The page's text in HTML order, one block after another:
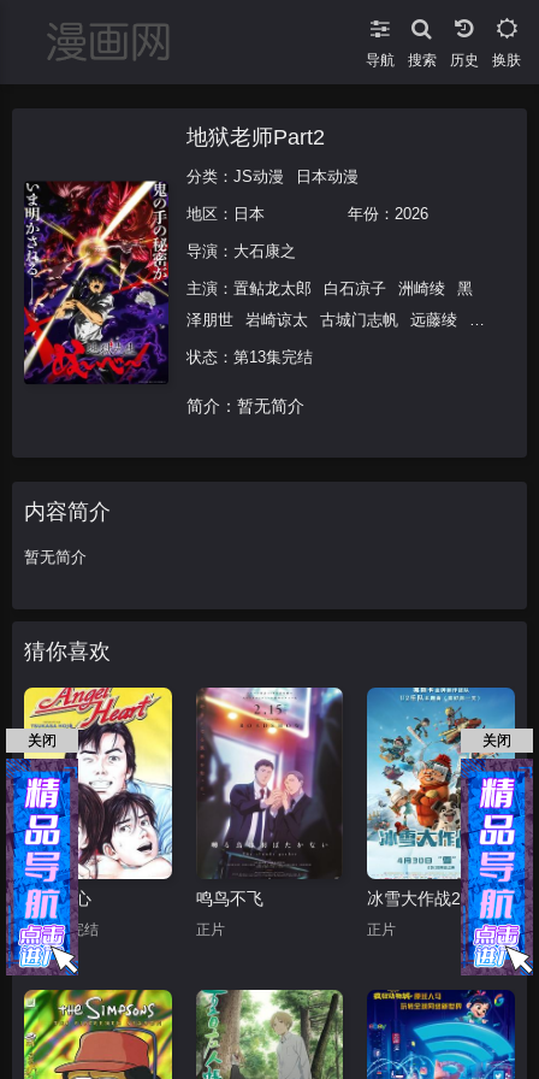
导航 搜索 换肤
地狱老师Part2
分类： JS动漫 日本动漫
地区： 日本 年份： 2026
导演： 大石康之
主演： 置鲇龙太郎 白石凉子 洲崎绫
黑
泽朋世
岩崎谅太 古城门志帆 远藤绫
加
隈亚衣
森川智之
状态：第13集完结
简介：暂无简介
内容简介
暂无简介
猜你喜欢
天使之心
第50集完结
鸣鸟不飞
正片
冰雪大作战2（原声版）
正片
关闭 关闭